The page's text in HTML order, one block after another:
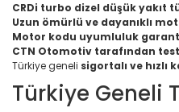
CRDi turbo dizel düşük yakıt
Uzun ömürlü ve dayanıklı
Motor kodu uyumluluk
CTN Otomotiv tarafından
Türkiye geneli sigortalı ve hızlı
Türkiye Geneli